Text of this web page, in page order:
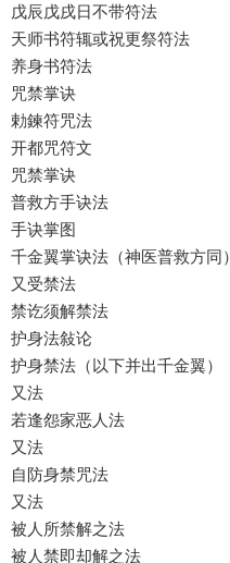
戊辰戊戌日不带符法
天师书符辄或祝更祭符法
养身书符法
咒禁掌诀
勅鍊符咒法
开都咒符文
咒禁掌诀
普救方手诀法
手诀掌图
千金翼掌诀法（神医普救方同）
又受禁法
禁讫须解禁法
护身法敍论
护身禁法（以下并出千金翼）
又法
若逢怨家恶人法
又法
自防身禁咒法
又法
被人所禁解之法
被人禁即却解之法